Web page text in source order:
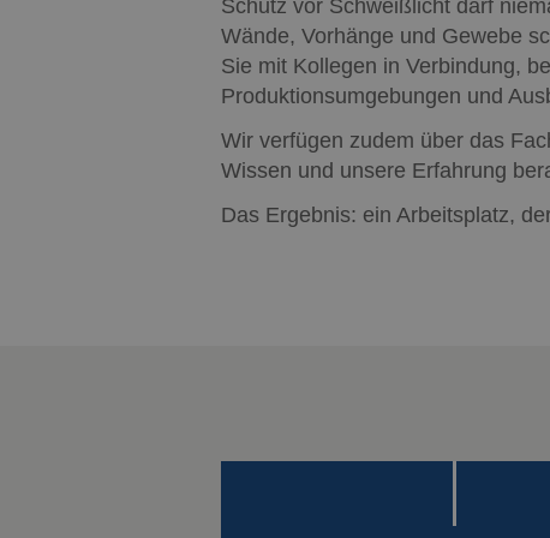
Schutz vor Schweißlicht darf
Wände, Vorhänge und Gewebe
Sie mit Kollegen in Verbindung,
Produktionsumgebungen und
Wir verfügen zudem über das
Wissen und unsere Erfahrung
Das Ergebnis: ein Arbeitsplatz,
_clsk